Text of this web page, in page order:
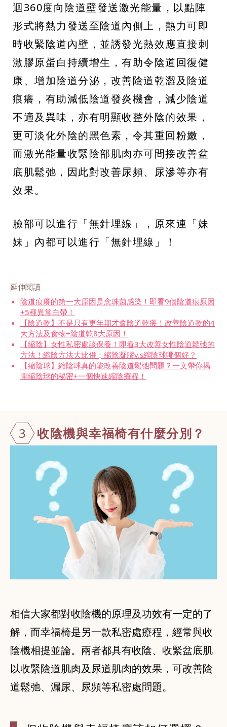
迴360度向陰道壁發送激光能量，以點陣
形式將熱力發送至陰道內側上，熱力可即
時收緊陰道內壁，並誘發光熱效應直接刺
激膠原蛋白持續增生，有助令陰道回復健
康、增加陰道分泌，改善陰道乾澀及陰道
痕癢，有助減低陰道發炎機會，減少陰道
不適及異味，亦有明顯收整外陰的效果，
更可淡化外陰的黑色素，令其重回粉嫩，
而激光能量收緊陰部肌肉亦可間接改善盆
底肌鬆弛，因此對改善尿頻、尿滲等亦有
效果。
臉部可以進行「無針埋線」，原來連「妹
妹」內都可以進行「無針埋線」！
延伸閱讀
陰道痕癢的第一大原因是念珠菌感染！即看9個陰道痕原因
+5種異常白帶！
【陰道乾】不是只有更年期才會陰道乾癢！改善陰道乾的4
大方法及食物+陰道乾8大原因！
【縮陰】女性私密處該保養！即看3大改善女性陰道鬆弛的
方法！縮陰方法大比併；縮陰凝膠v.s縮陰球哪個好？
【縮陰球】縮陰球真的能改善陰道鬆弛問題？一文帶你揭
開縮陰球的秘密+一個快速縮陰療程！
3 收陰機與幸福椅有什麼分別？
相信大家都對收陰機的原理及功效有一定的了
解，而幸福椅是另一款私密處療程，經常與收
陰機相提並論。兩者都具有收陰、收緊盆底肌
以收緊陰道肌肉及尿道肌肉的效果，可改善陰
道鬆弛、漏尿、尿頻等私密處問題。